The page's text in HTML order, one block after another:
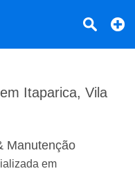
Itaparica, Vila
Manutenção
em